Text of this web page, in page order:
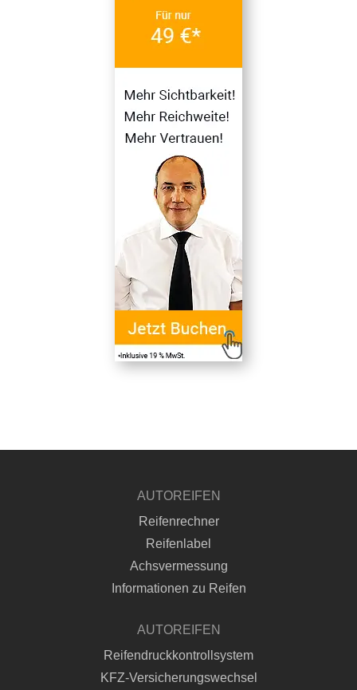
AUTOREIFEN
Reifenrechner
Reifenlabel
Achsvermessung
Informationen zu Reifen
AUTOREIFEN
Reifendruckkontrollsystem
KFZ-Versicherungswechsel